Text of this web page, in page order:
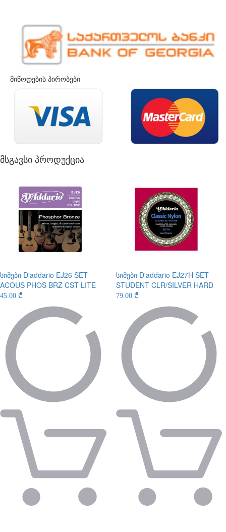
მიწოდების პირობები
მსგავსი პროდუქცია
სიმები D'addario EJ26 SET
ACOUS PHOS BRZ CST LITE
45.00 ₾
სიმები D'addario EJ27H SET
STUDENT CLR/SILVER HARD
79.00 ₾